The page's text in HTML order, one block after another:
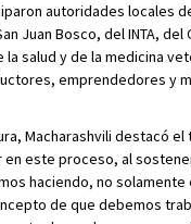
autoridades locales
Juan Bosco, del INTA, del
salud y de la medicina
emprendedores y
Macharashvili destacó
en este proceso, al
haciendo, no solamente
de que debemos